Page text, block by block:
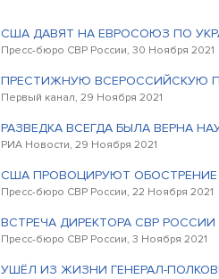
США ДАВЯТ НА ЕВРОСОЮЗ ПО
Пресс-бюро СВР России, 30 Ноября 2021
ПРЕСТИЖНУЮ ВСЕРОССИЙСКУЮ
Первый канал, 29 Ноября 2021
РАЗВЕДКА ВСЕГДА БЫЛА ВЕРНА
РИА Новости, 29 Ноября 2021
США ПРОВОЦИРУЮТ ОБОСТРЕНИЕ
Пресс-бюро СВР России, 22 Ноября 2021
ВСТРЕЧА ДИРЕКТОРА СВР
Пресс-бюро СВР России, 3 Ноября 2021
УШЁЛ ИЗ ЖИЗНИ ГЕНЕРАЛ-